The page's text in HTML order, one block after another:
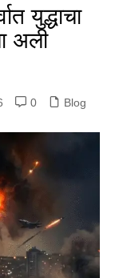
युद्धाचा
अली
0 Blog